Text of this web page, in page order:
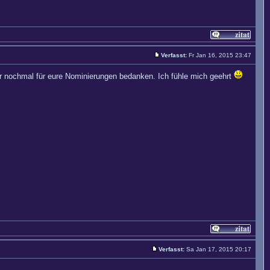
Verfasst: Fr Jan 16, 2015 23:47
für eure Nominierungen bedanken. Ich fühle mich geehrt
Verfasst: Sa Jan 17, 2015 20:17